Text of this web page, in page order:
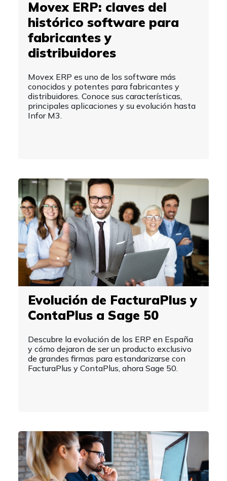
Movex ERP: claves del
histórico software para
fabricantes y
distribuidores
Movex ERP es uno de los software más
conocidos y potentes para fabricantes y
distribuidores. Conoce sus características,
principales aplicaciones y su evolución hasta
Infor M3.
Evolución de FacturaPlus y
ContaPlus a Sage 50
Descubre la evolución de los ERP en España
y cómo dejaron de ser un producto exclusivo
de grandes firmas para estandarizarse con
FacturaPlus y ContaPlus, ahora Sage 50.